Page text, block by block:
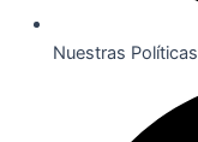
Nuestras Políticas